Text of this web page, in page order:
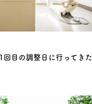
回目の調整日に行ってきた